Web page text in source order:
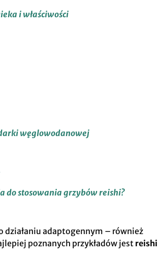
i właściwości
węglowodanowej
do stosowania grzybów reishi?
adaptogennym – również
poznanych przykładów jest reishi